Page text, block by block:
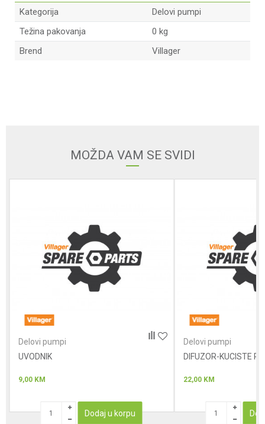
Kategorija
Delovi pumpi
Težina pakovanja
0 kg
Brend
Villager
Anti-spam zaštita - izračunajte koliko je 2 + 3 :
MOŽDA VAM SE SVIDI
Delovi pumpi
UVODNIK
9,00 KM
Dodaj u korpu
Delovi pumpi
DIFUZOR-KUCISTE
22,00 KM